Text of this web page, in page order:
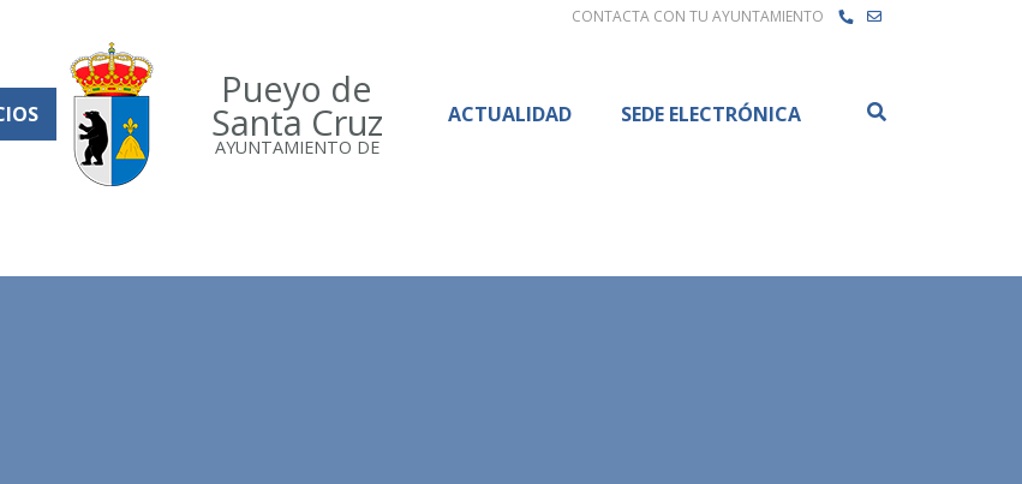
CONTACTA CON TU AYUNTAMIENTO
Pueyo de
Santa Cruz
AYUNTAMIENTO DE
ACTUALIDAD SEDE ELECTRÓNICA